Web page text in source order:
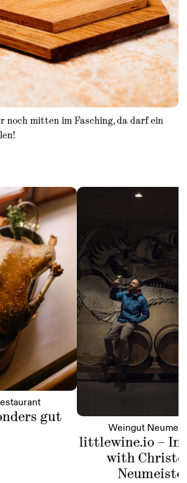
noch mitten im Fasching, da darf ein
gut
Weingut
littlewine.io –
with